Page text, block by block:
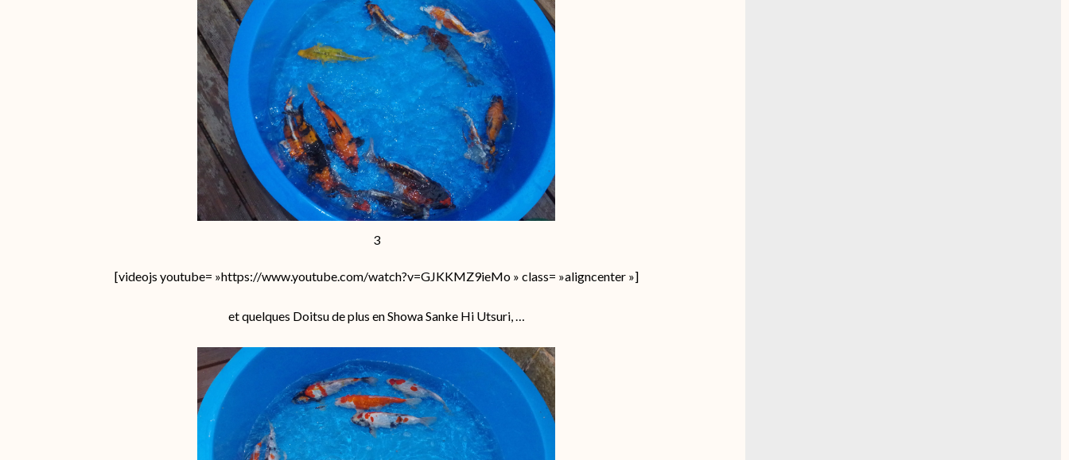
3
[videojs youtube= »https://www.youtube.com/watch?v=GJKKMZ9ieMo » class= »aligncenter »]
et quelques Doitsu de plus en Showa Sanke Hi Utsuri, …